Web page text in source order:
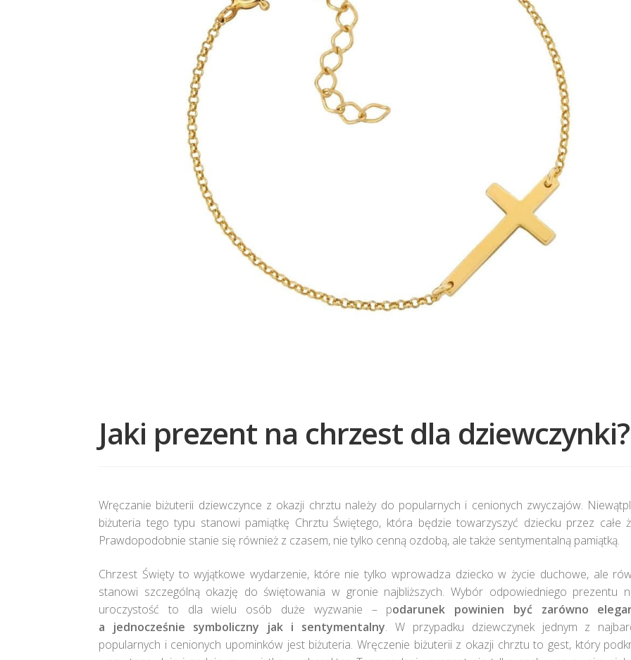
Jaki prezent na chrzest dla dziewczynki?
Wręczanie biżuterii dziewczynce z okazji chrztu należy do popularnych i cenionych zwyczajów.
biżuteria tego typu stanowi pamiątkę Chrztu Świętego, która będzie towarzyszyć dziecku przez całe
Prawdopodobnie stanie się również z czasem, nie tylko cenną ozdobą, ale także sentymentalną pamiątką.
Chrzest Święty to wyjątkowe wydarzenie, które nie tylko wprowadza dziecko w życie duchowe, ale
stanowi szczególną okazję do świętowania w gronie najbliższych. Wybór odpowiedniego prezentu
uroczystość to dla wielu osób duże wyzwanie – podarunek powinien być zarówno
a jednocześnie symboliczny jak i sentymentalny. W przypadku dziewczynek jednym z
popularnych i cenionych upominków jest biżuteria. Wręczenie biżuterii z okazji chrztu to gest, który